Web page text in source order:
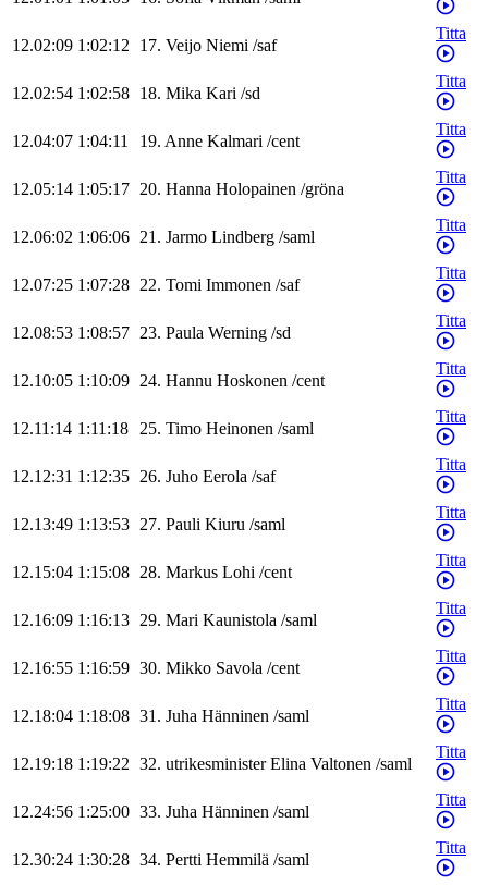
12.02:09 1:02:12 17. Veijo Niemi /saf
Titta
12.02:54 1:02:58 18. Mika Kari /sd
Titta
12.04:07 1:04:11 19. Anne Kalmari /cent
Titta
12.05:14 1:05:17 20. Hanna Holopainen /gröna
Titta
12.06:02 1:06:06 21. Jarmo Lindberg /saml
Titta
12.07:25 1:07:28 22. Tomi Immonen /saf
Titta
12.08:53 1:08:57 23. Paula Werning /sd
Titta
12.10:05 1:10:09 24. Hannu Hoskonen /cent
Titta
12.11:14 1:11:18 25. Timo Heinonen /saml
Titta
12.12:31 1:12:35 26. Juho Eerola /saf
Titta
12.13:49 1:13:53 27. Pauli Kiuru /saml
Titta
12.15:04 1:15:08 28. Markus Lohi /cent
Titta
12.16:09 1:16:13 29. Mari Kaunistola /saml
Titta
12.16:55 1:16:59 30. Mikko Savola /cent
Titta
12.18:04 1:18:08 31. Juha Hänninen /saml
Titta
12.19:18 1:19:22 32. utrikesminister Elina Valtonen /saml
Titta
12.24:56 1:25:00 33. Juha Hänninen /saml
Titta
12.30:24 1:30:28 34. Pertti Hemmilä /saml
Titta